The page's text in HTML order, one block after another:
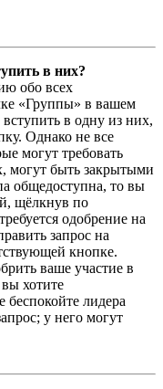
в них?
обо всех
«Группы» в вашем
в одну из них,
Однако не все
могут требовать
могут быть закрытыми
общедоступна, то вы
щёлкнув по
одобрение на
запрос на
кнопке.
ваше участие в
хотите
беспокойте лидера
у него могут